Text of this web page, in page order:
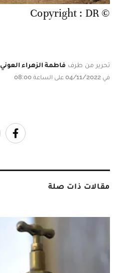
© Copyright : DR
تحرير من طرف فاطمة الزهراء العوني
في 04/11/2022 على الساعة 08:00
مقالات ذات صلة